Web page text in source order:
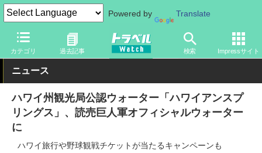
Powered by Translate
カテゴリ 過去記事 検索 Impressサイト
トラベル Watch 地域 海外旅行 ハワイ
ニュース
ハワイ州観光局公認ウォーター「ハワイアンスプ
リングス」、読売巨人軍オフィシャルウォーター
に
ハワイ旅行や野球観戦チケットが当たるキャンペーンも